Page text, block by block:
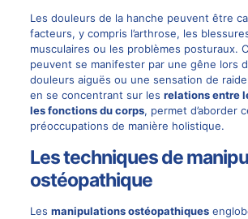
Les douleurs de la hanche peuvent être
facteurs, y compris l’arthrose, les
musculaires ou les problèmes posturaux.
peuvent se manifester par une gêne lors
douleurs aiguës ou une sensation de
en se concentrant sur les relations entre
les fonctions du corps, permet d’aborder
préoccupations de manière holistique.
Les techniques de
ostéopathique
Les manipulations ostéopathiques